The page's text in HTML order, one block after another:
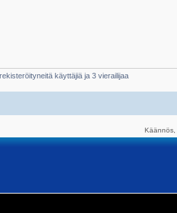
käyttäjiä ja 3 vierailijaa